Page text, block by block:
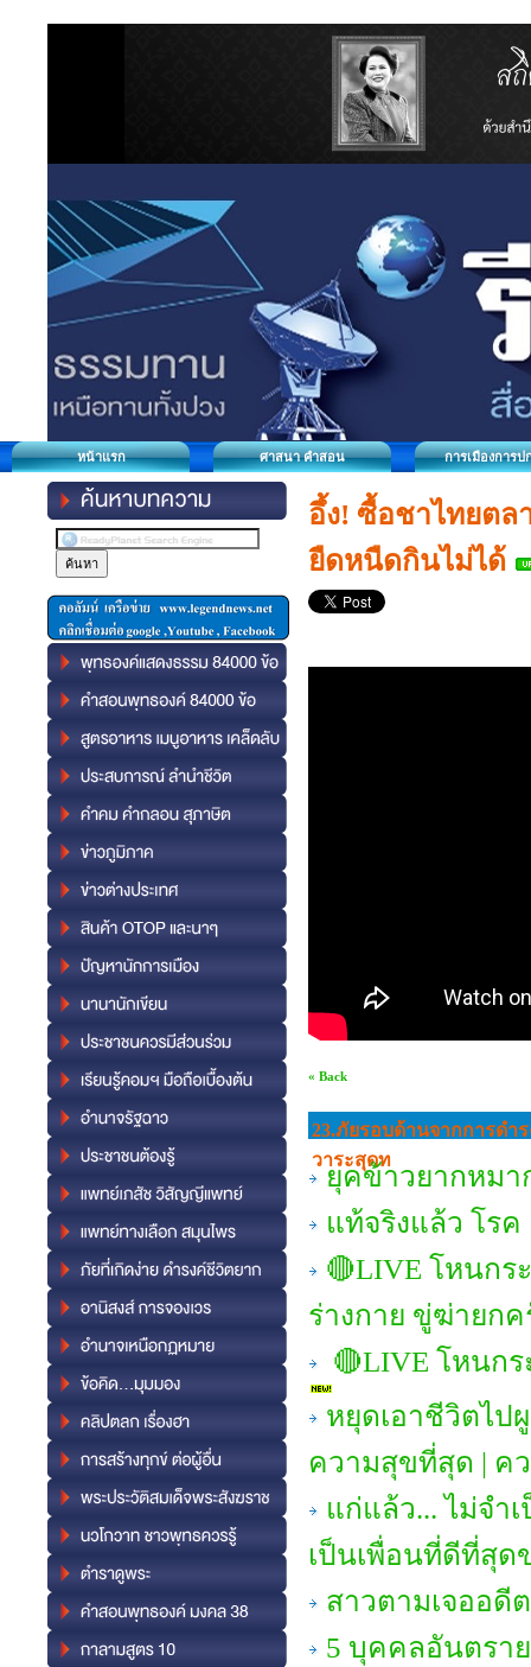
หน้าแรก ศาสนา คำสอน การเมืองการป
อึ้ง! ซื้อชาไทยตล
ยืดหนืดกินไม่ได้
« Back
23.ภัยรอบด้านจากการดํา
วาระสุดท
ยุคข้าวยากหมา
แท้จริงแล้ว โร
🔴LIVE โหนก
ร่างกาย ขู่ฆ่ายกค
🔴LIVE โหนก
หยุดเอาชีวิตไป
ความสุขที่สุด | ค
แก่แล้ว... ไม่จำ
เป็นเพื่อนที่ดีที่สุด
สาวตามเจออดี
5 บุคคลอันตรา